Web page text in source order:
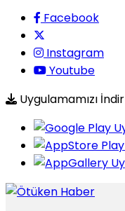
Facebook
Instagram
Youtube
Uygulamamızı İndir